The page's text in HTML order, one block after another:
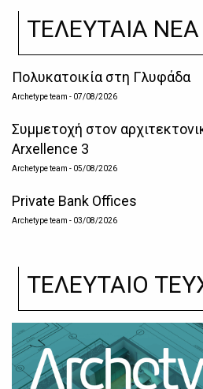
ΤΕΛΕΥΤΑΙΑ ΝΕΑ
Πολυκατοικία στη Γλυφάδα
Archetype team - 07/08/2026
Συμμετοχή στον
Arxellence 3
Archetype team - 05/08/2026
Private Bank Offices
Archetype team - 03/08/2026
ΤΕΛΕΥΤΑΙΟ